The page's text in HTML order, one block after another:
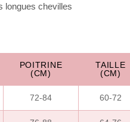
longues chevilles
POITRINE
(CM)
TAILLE
(CM)
72-84 60-72